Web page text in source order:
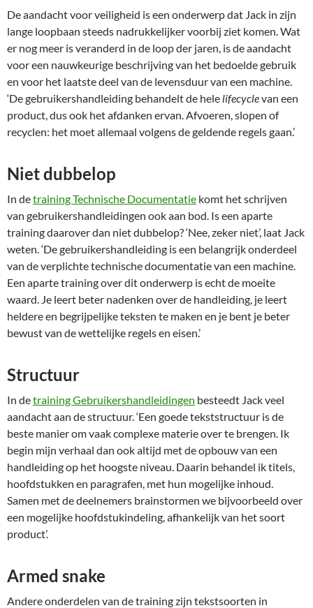
De aandacht voor veiligheid is een onderwerp dat Jack in zijn
lange loopbaan steeds nadrukkelijker voorbij ziet komen. Wat
er nog meer is veranderd in de loop der jaren, is de aandacht
voor een nauwkeurige beschrijving van het bedoelde gebruik
en voor het laatste deel van de levensduur van een machine.
‘De gebruikershandleiding behandelt de hele lifecyclevan een
product, dus ook het afdanken ervan. Afvoeren, slopen of
recyclen: het moet allemaal volgens de geldende regels gaan.’
Niet dubbelop
In detraining Technische Documentatie komt het schrijven
van gebruikershandleidingen ook aan bod. Is een aparte
training daarover dan niet dubbelop? ‘Nee, zeker niet’, laat Jack
weten. ‘De gebruikershandleiding is een belangrijk onderdeel
van de verplichte technische documentatie van een machine.
Een aparte training over dit onderwerp is echt de moeite
waard. Je leert beter nadenken over de handleiding, je leert
heldere en begrijpelijke teksten te maken en je bent je beter
bewust van de wettelijke regels en eisen.’
Structuur
In detraining Gebruikershandleidingen besteedt Jack veel
aandacht aan de structuur. ‘Een goede tekststructuur is de
beste manier om vaak complexe materie over te brengen. Ik
begin mijn verhaal dan ook altijd met de opbouw van een
handleiding op het hoogste niveau. Daarin behandel ik titels,
hoofdstukken en paragrafen, met hun mogelijke inhoud.
Samen met de deelnemers brainstormen we bijvoorbeeld over
een mogelijke hoofdstukindeling, afhankelijk van het soort
product’.
Armed snake
Andere onderdelen van de training zijn tekstsoorten in